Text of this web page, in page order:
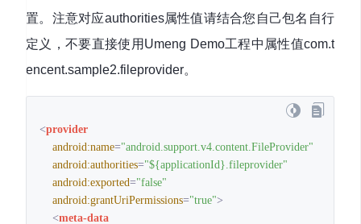
置。注意对应authorities属性值请结合您自己包名自行
定义，不要直接使用Umeng Demo工程中属性值com.t
encent.sample2.fileprovider。
<provider
android:name="android.support.v4.content.FileProvider"
android:authorities="${applicationId}.fileprovider"
android:exported="false"
android:grantUriPermissions="true">
<meta-data